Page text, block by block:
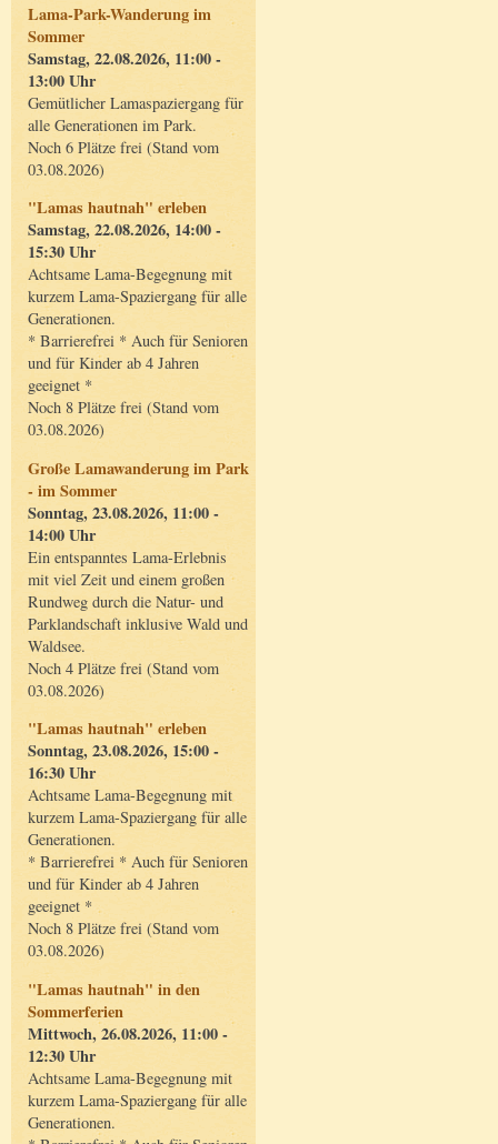
Lama-Park-Wanderung im
Sommer
Samstag, 22.08.2026, 11:00 -
13:00 Uhr
Gemütlicher Lamaspaziergang für
alle Generationen im Park.
Noch 6 Plätze frei (Stand vom
03.08.2026)
"Lamas hautnah" erleben
Samstag, 22.08.2026, 14:00 -
15:30 Uhr
Achtsame Lama-Begegnung mit
kurzem Lama-Spaziergang für alle
Generationen.
* Barrierefrei * Auch für Senioren
und für Kinder ab 4 Jahren
geeignet *
Noch 8 Plätze frei (Stand vom
03.08.2026)
Große Lamawanderung im Park
- im Sommer
Sonntag, 23.08.2026, 11:00 -
14:00 Uhr
Ein entspanntes Lama-Erlebnis
mit viel Zeit und einem großen
Rundweg durch die Natur- und
Parklandschaft inklusive Wald und
Waldsee.
Noch 4 Plätze frei (Stand vom
03.08.2026)
"Lamas hautnah" erleben
Sonntag, 23.08.2026, 15:00 -
16:30 Uhr
Achtsame Lama-Begegnung mit
kurzem Lama-Spaziergang für alle
Generationen.
* Barrierefrei * Auch für Senioren
und für Kinder ab 4 Jahren
geeignet *
Noch 8 Plätze frei (Stand vom
03.08.2026)
"Lamas hautnah" in den
Sommerferien
Mittwoch, 26.08.2026, 11:00 -
12:30 Uhr
Achtsame Lama-Begegnung mit
kurzem Lama-Spaziergang für alle
Generationen.